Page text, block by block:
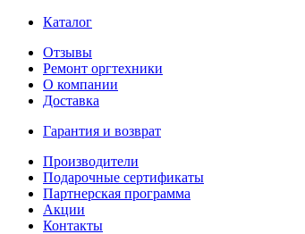
Каталог
Отзывы
Ремонт оргтехники
О компании
Доставка
Гарантия и возврат
Производители
Подарочные сертификаты
Партнерская программа
Акции
Контакты